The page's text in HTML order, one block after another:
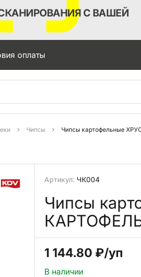
С ВАШЕЙ
оплаты
Чипсы
Артикул: ЧК004
Чипсы
1 144.80 ₽/уп
В наличии